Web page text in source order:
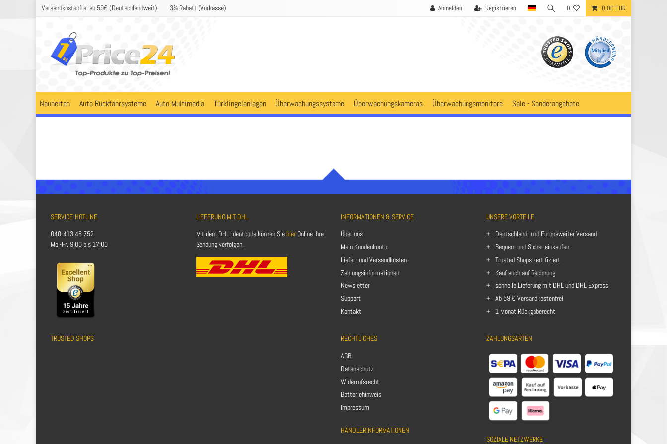
Versandkostenfrei ab 59€ (Deutschlandweit) 3% Rabatt (Vorkasse) Anmelden Registrieren 0 0,00 EUR
Neuheiten Auto Rückfahrsysteme Auto Multimedia Türklingelanlagen Überwachungssysteme Überwachungskameras Überwachungsmonitore Sale - Sonderangebote
SERVICE-HOTLINE
040-413 48 752
Mo.-Fr. 9:00 bis 17:00
LIEFERUNG MIT DHL
Mit dem DHL-Identcode können SiehierOnline Ihre
Sendung verfolgen.
INFORMATIONEN & SERVICE
Über uns
Mein Kundenkonto
Liefer- und Versandkosten
Zahlungsinformationen
Newsletter
Support
Kontakt
UNSERE VORTEILE
Deutschland- und Europaweiter Versand
Bequem und Sicher einkaufen
Trusted Shops zertifiziert
Kauf auch auf Rechnung
schnelle Lieferung mit DHL und DHL Express
Ab 59 € Versandkostenfrei
1 Monat Rückgaberecht
TRUSTED SHOPS
RECHTLICHES
AGB
Datenschutz
Widerrufsrecht
Batteriehinweis
Impressum
HÄNDLERINFORMATIONEN
ZAHLUNGSARTEN
SOZIALE NETZWERKE